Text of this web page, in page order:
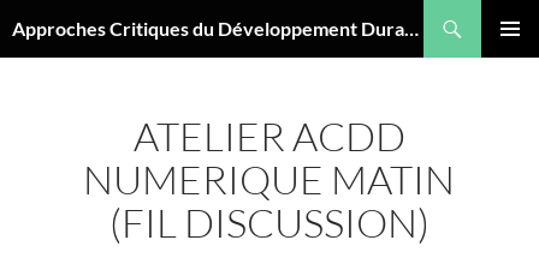
au
Approches Critiques du Développement Durable
ATELIER ACDD
NUMERIQUE MATIN
(FIL DISCUSSION)